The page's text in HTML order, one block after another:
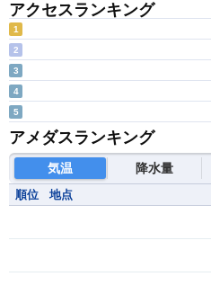
アクセスランキング
1
2
3
4
5
アメダスランキング
気温 降水量
順位 地点